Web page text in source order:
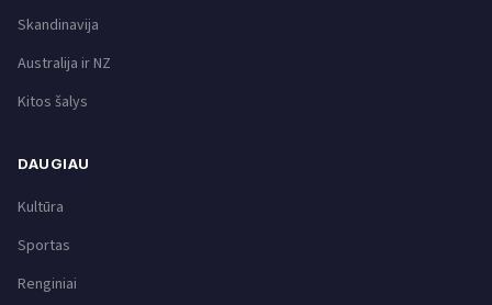
Skandinavija
Australija ir NZ
Kitos šalys
DAUGIAU
Kultūra
Sportas
Renginiai